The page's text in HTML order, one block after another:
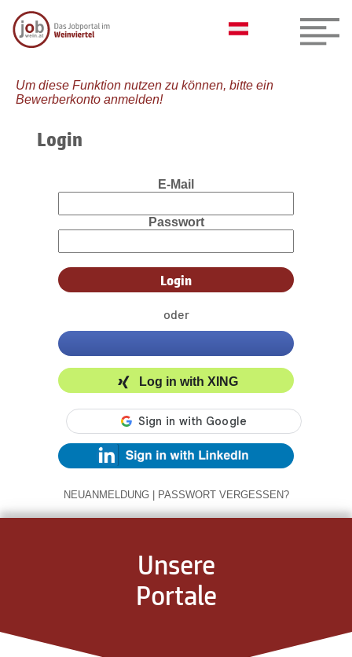
Um diese Funktion nutzen zu können, bitte ein
Bewerberkonto anmelden!
Login
E-Mail
Passwort
oder
Log in with XING
NEUANMELDUNG | PASSWORT VERGESSEN?
Unsere
Portale